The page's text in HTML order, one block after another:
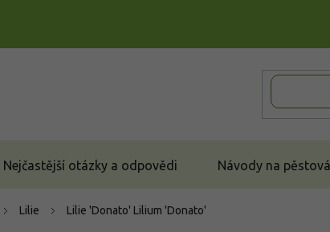
Nejčastější otázky a odpovědi Návody na
Lilie Lilie 'Donato' Lilium 'Donato'